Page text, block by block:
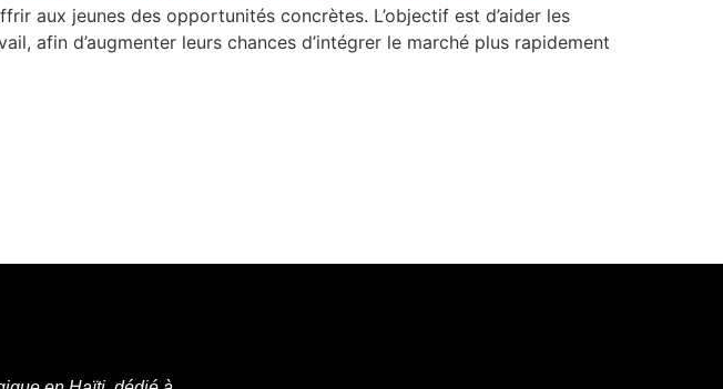
aux jeunes des opportunités concrètes. L’objectif est d’aider les
afin d’augmenter leurs chances d’intégrer le marché plus rapidement